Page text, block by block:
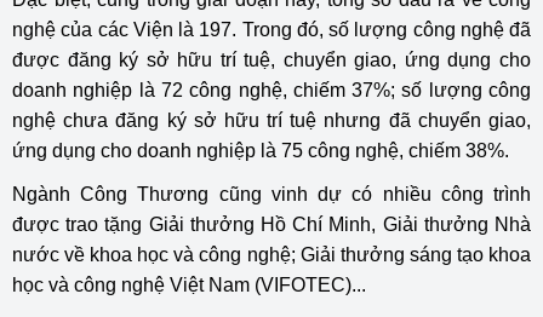
nghệ của các Viện là 197. Trong đó, số lượng công nghệ đã
được đăng ký sở hữu trí tuệ, chuyển giao, ứng dụng cho
doanh nghiệp là 72 công nghệ, chiếm 37%; số lượng công
nghệ chưa đăng ký sở hữu trí tuệ nhưng đã chuyển giao,
ứng dụng cho doanh nghiệp là 75 công nghệ, chiếm 38%.
Ngành Công Thương cũng vinh dự có nhiều công trình
được trao tặng Giải thưởng Hồ Chí Minh, Giải thưởng Nhà
nước về khoa học và công nghệ; Giải thưởng sáng tạo khoa
học và công nghệ Việt Nam (VIFOTEC)...